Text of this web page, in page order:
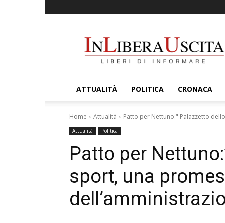
ATTUALITÀ POLITICA CRONACA
Home Attualità Patto per Nettuno:" Palazzetto
Attualità Politica
Patto per
sport, una